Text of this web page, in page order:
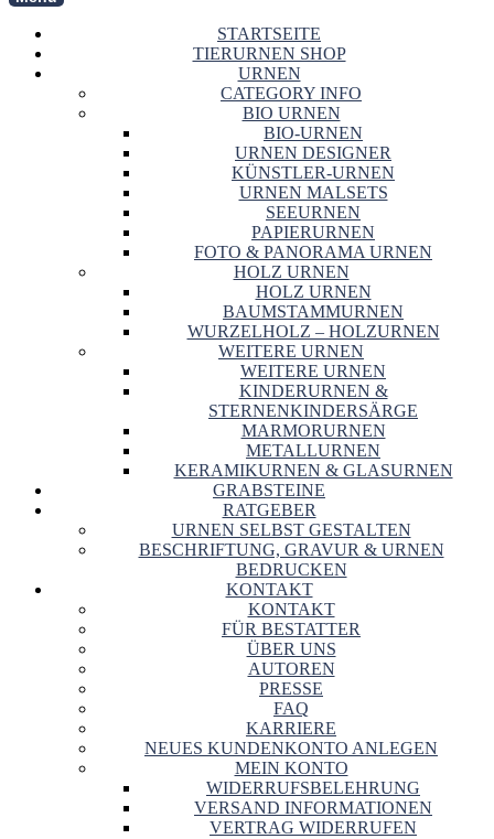
STARTSEITE
TIERURNEN SHOP
URNEN
CATEGORY INFO
BIO URNEN
BIO-URNEN
URNEN DESIGNER
KÜNSTLER-URNEN
URNEN MALSETS
SEEURNEN
PAPIERURNEN
FOTO & PANORAMA URNEN
HOLZ URNEN
HOLZ URNEN
BAUMSTAMMURNEN
WURZELHOLZ – HOLZURNEN
WEITERE URNEN
WEITERE URNEN
KINDERURNEN &
STERNENKINDERSÄRGE
MARMORURNEN
METALLURNEN
KERAMIKURNEN & GLASURNEN
GRABSTEINE
RATGEBER
URNEN SELBST GESTALTEN
BESCHRIFTUNG, GRAVUR & URNEN
BEDRUCKEN
KONTAKT
KONTAKT
FÜR BESTATTER
ÜBER UNS
AUTOREN
PRESSE
FAQ
KARRIERE
NEUES KUNDENKONTO ANLEGEN
MEIN KONTO
WIDERRUFSBELEHRUNG
VERSAND INFORMATIONEN
VERTRAG WIDERRUFEN